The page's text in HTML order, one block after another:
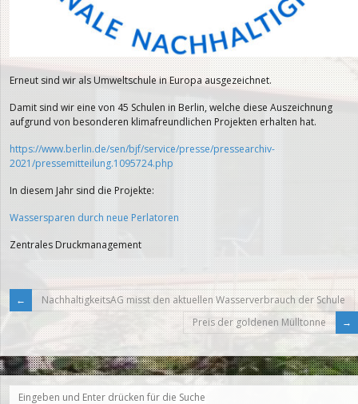
Erneut sind wir als Umweltschule in Europa ausgezeichnet.
Damit sind wir eine von 45 Schulen in Berlin, welche diese Auszeichnung
aufgrund von besonderen klimafreundlichen Projekten erhalten hat.
https://www.berlin.de/sen/bjf/service/presse/pressearchiv-
2021/pressemitteilung.1095724.php
In diesem Jahr sind die Projekte:
Wassersparen durch neue Perlatoren
Zentrales Druckmanagement
NachhaltigkeitsAG misst den aktuellen Wasserverbrauch der Schule
Preis der goldenen Mülltonne